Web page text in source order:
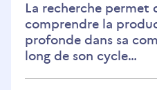
La recherche permet
comprendre la
profonde dans sa
long de son cycle…